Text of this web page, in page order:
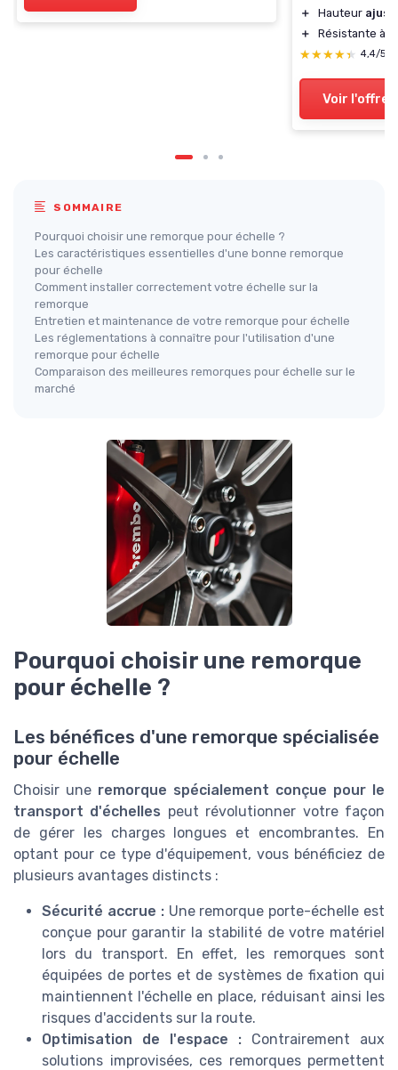
＋
Hauteur
＋
Résistante à
★★★★★
★★★★★ 4,4/5
Voir l'offre
SOMMAIRE
Pourquoi choisir une remorque pour échelle ?
Les caractéristiques essentielles d'une bonne remorque
pour échelle
Comment installer correctement votre échelle sur la
remorque
Entretien et maintenance de votre remorque pour échelle
Les réglementations à connaître pour l'utilisation d'une
remorque pour échelle
Comparaison des meilleures remorques pour échelle sur le
marché
Pourquoi choisir une remorque
pour échelle ?
Les bénéfices d'une remorque spécialisée
pour échelle
Choisir une remorque spécialement conçue pour le
transport d'échelles peut révolutionner votre façon
de gérer les charges longues et encombrantes. En
optant pour ce type d'équipement, vous bénéficiez de
plusieurs avantages distincts :
Sécurité accrue :Une remorque porte-échelle est
conçue pour garantir la stabilité de votre matériel
lors du transport. En effet, les remorques sont
équipées de portes et de systèmes de fixation qui
maintiennent l'échelle en place, réduisant ainsi les
risques d'accidents sur la route.
Optimisation de l'espace : Contrairement aux
solutions improvisées, ces remorques permettent